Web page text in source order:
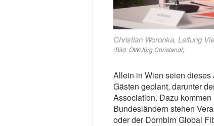
Christian Woronka, Leitung
(Bild: ÖW/Jürg Christandl)
Allein in Wien seien dieses
Gästen geplant, darunter
Association. Dazu
Bundesländern stehen
oder der Dornbirn Global